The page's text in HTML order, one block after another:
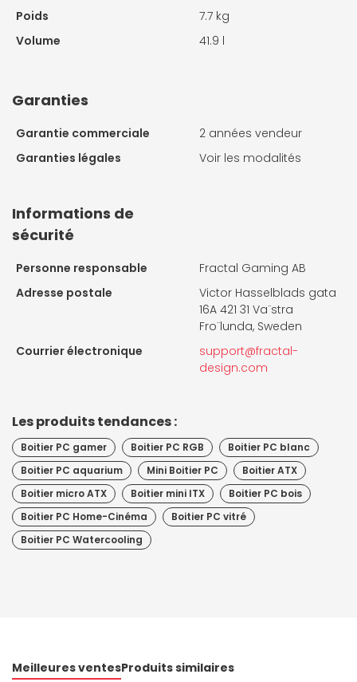
Poids
7.7 kg
Volume
41.9 l
Garanties
Garantie commerciale
2 années vendeur
Garanties légales
Voir les modalités
Informations de
sécurité
Personne responsable
Fractal Gaming AB
Adresse postale
Victor Hasselblads gata
16A 421 31 Va¨stra
Fro¨lunda, Sweden
Courrier électronique
support@fractal-
design.com
Les produits tendances :
Boitier PC gamer Boitier PC RGB
Boitier PC blanc
Boitier PC aquarium
Mini Boitier PC
Boitier ATX
Boitier micro ATX
Boitier mini ITX
Boitier PC bois
Boitier PC Home-Cinéma
Boitier PC vitré
Boitier PC Watercooling
Meilleures ventesProduits similaires